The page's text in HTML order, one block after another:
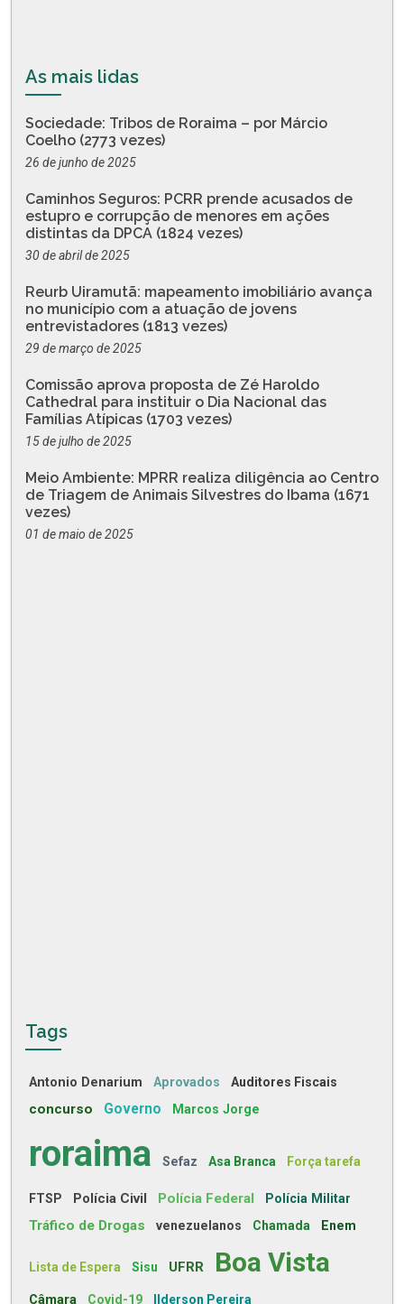
As mais lidas
Sociedade: Tribos de Roraima – por Márcio
Coelho (2773 vezes)
26 de junho de 2025
Caminhos Seguros: PCRR prende acusados de
estupro e corrupção de menores em ações
distintas da DPCA (1824 vezes)
30 de abril de 2025
Reurb Uiramutã: mapeamento imobiliário avança
no município com a atuação de jovens
entrevistadores (1813 vezes)
29 de março de 2025
Comissão aprova proposta de Zé Haroldo
Cathedral para instituir o Dia Nacional das
Famílias Atípicas (1703 vezes)
15 de julho de 2025
Meio Ambiente: MPRR realiza diligência ao Centro
de Triagem de Animais Silvestres do Ibama (1671
vezes)
01 de maio de 2025
Tags
Antonio Denarium Aprovados Auditores Fiscais
concurso Governo Marcos Jorge
roraima Sefaz Asa Branca Força tarefa
FTSP Polícia Civil Polícia Federal Polícia Militar
Tráfico de Drogas venezuelanos Chamada Enem
Lista de Espera Sisu UFRR Boa Vista
Câmara Covid-19 Ilderson Pereira